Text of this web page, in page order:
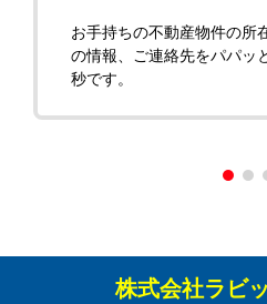
お手持ちの不動産物件の所
の情報、ご連絡先をパパッ
秒です。
株式会社ラビ